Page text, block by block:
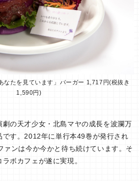
なたを見ています」バーガー 1,717円(税抜き
1,590円)
劇の天才少女・北島マヤの成長を波瀾万
です。2012年に単行本49巻が発行され
ァンは今か今かと待ち続けています。そ
ボカフェが遂に実現。